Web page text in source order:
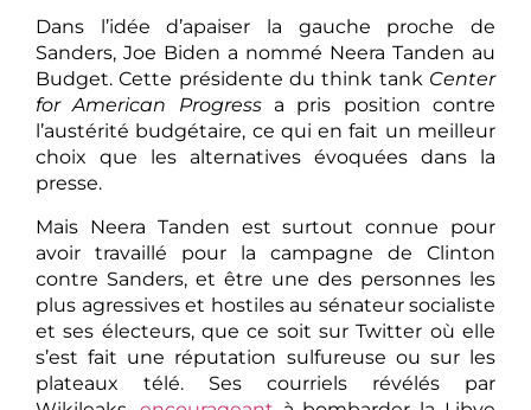
Dans l’idée d’apaiser la gauche proche de
Sanders, Joe Biden a nommé Neera Tanden au
Budget. Cette présidente du think tank Center
for American Progressa pris position contre
l’austérité budgétaire, ce qui en fait un meilleur
choix que les alternatives évoquées dans la
presse.
Mais Neera Tanden est surtout connue pour
avoir travaillé pour la campagne de Clinton
contre Sanders, et être une des personnes les
plus agressives et hostiles au sénateur socialiste
et ses électeurs, que ce soit sur Twitter où elle
s’est fait une réputation sulfureuse ou sur les
plateaux télé. Ses courriels révélés par